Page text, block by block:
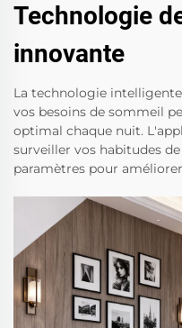
Technologie
innovante
La technologie
vos besoins de sommeil
optimal chaque nuit.
surveiller vos habitudes
paramètres pour